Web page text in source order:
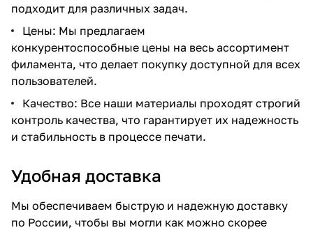
подходит для различных задач.
Цены: Мы предлагаем
конкурентоспособные цены на весь ассортимент
филамента, что делает покупку доступной для всех
пользователей.
Качество: Все наши материалы проходят строгий
контроль качества, что гарантирует их надежность
и стабильность в процессе печати.
Удобная доставка
Мы обеспечиваем быструю и надежную доставку
по России, чтобы вы могли как можно скорее